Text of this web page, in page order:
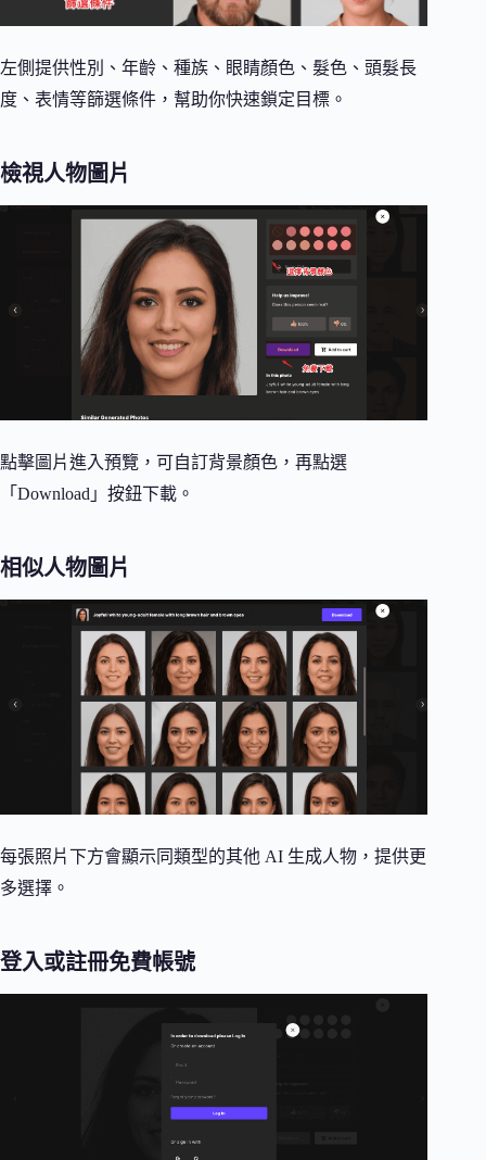
左側提供性別、年齡、種族、眼睛顏色、髮色、頭髮長
度、表情等篩選條件，幫助你快速鎖定目標。
檢視人物圖片
點擊圖片進入預覽，可自訂背景顏色，再點選
「Download」按鈕下載。
相似人物圖片
每張照片下方會顯示同類型的其他 AI 生成人物，提供更
多選擇。
登入或註冊免費帳號